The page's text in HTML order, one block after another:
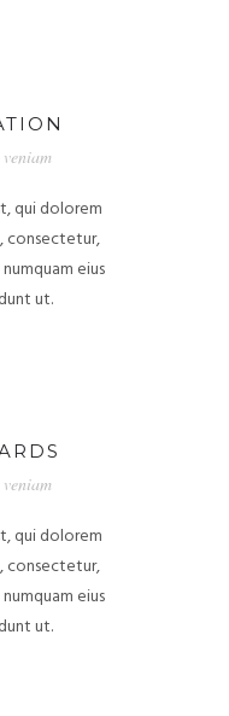
qui dolorem
consectetur,
eius
ut.
qui dolorem
consectetur,
eius
ut.